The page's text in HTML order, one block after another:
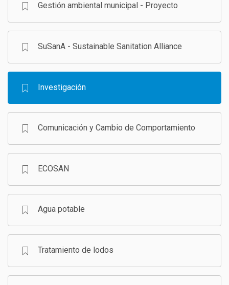
Gestión ambiental municipal - Proyecto
SuSanA - Sustainable Sanitation Alliance
Investigación
Comunicación y Cambio de Comportamiento
ECOSAN
Agua potable
Tratamiento de lodos